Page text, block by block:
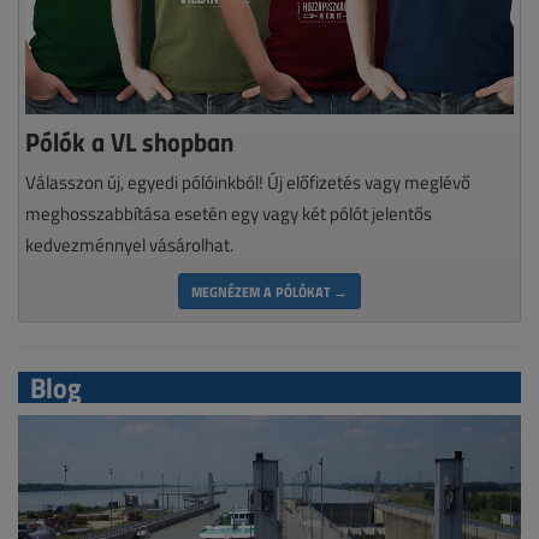
Pólók a VL shopban
Válasszon új, egyedi pólóinkból! Új előfizetés vagy meglévő
meghosszabbítása esetén egy vagy két pólót jelentős
kedvezménnyel vásárolhat.
MEGNÉZEM A PÓLÓKAT →
Blog